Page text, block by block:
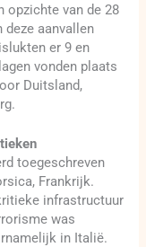
opzichte van de 28
deze aanvallen
er 9 en
vonden plaats
Duitsland,
toegeschreven
Frankrijk.
infrastructuur
was
in Italië.